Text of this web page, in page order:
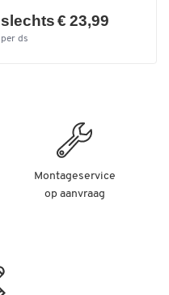
slechts € 23,99
per ds
Montageservice
op aanvraag